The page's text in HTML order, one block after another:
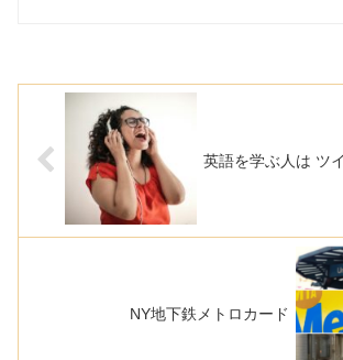
英語を学ぶ人は ツ
NY地下鉄メトロカード